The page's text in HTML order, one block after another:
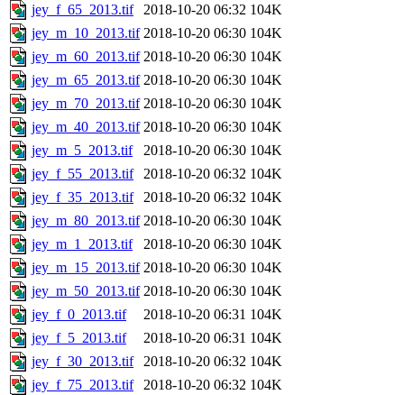
jey_f_65_2013.tif
2018-10-20 06:32 104K
jey_m_10_2013.tif 2018-10-20 06:30 104K
jey_m_60_2013.tif 2018-10-20 06:30 104K
jey_m_65_2013.tif 2018-10-20 06:30 104K
jey_m_70_2013.tif 2018-10-20 06:30 104K
jey_m_40_2013.tif 2018-10-20 06:30 104K
jey_m_5_2013.tif
2018-10-20 06:30 104K
jey_f_55_2013.tif
2018-10-20 06:32 104K
jey_f_35_2013.tif
2018-10-20 06:32 104K
jey_m_80_2013.tif 2018-10-20 06:30 104K
jey_m_1_2013.tif
2018-10-20 06:30 104K
jey_m_15_2013.tif 2018-10-20 06:30 104K
jey_m_50_2013.tif 2018-10-20 06:30 104K
jey_f_0_2013.tif
2018-10-20 06:31 104K
jey_f_5_2013.tif
2018-10-20 06:31 104K
jey_f_30_2013.tif
2018-10-20 06:32 104K
jey_f_75_2013.tif
2018-10-20 06:32 104K